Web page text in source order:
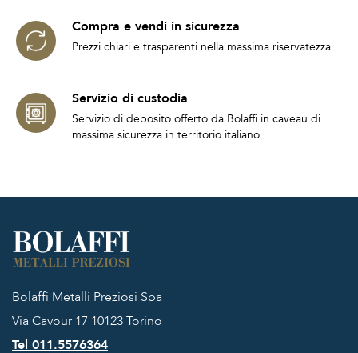
Compra e vendi in sicurezza
Prezzi chiari e trasparenti nella massima riservatezza
Servizio di custodia
Servizio di deposito offerto da Bolaffi in caveau di
massima sicurezza in territorio italiano
Bolaffi Metalli Preziosi Spa
Via Cavour 17 10123 Torino
Tel 011.5576364